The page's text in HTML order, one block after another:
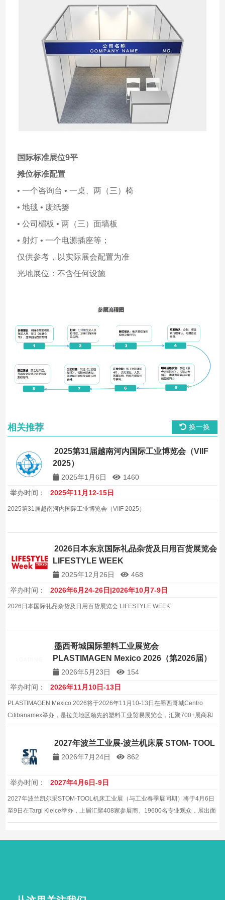
国际标准展位9平
摊位标准配置
• 一个咨询台 • 一桌、两（三）椅
• 地毯 • 废纸篓
• 公司楣板 • 两（三）面墙板
• 射灯 • 一个电源插座等；
仅供参考，以实际展会配置为准
光地展位：不含任何设施
相关推荐 换一换
2025第31届越南河内国际工业博览会（VIIF
2025）
2025年1月6日
1460
举办时间：
2025年11月12-15日
2025第31届越南河内国际工业博览会（VIIF 2025）
2026日本东京国际礼品杂货及日用百货展览会
LIFESTYLE WEEK
2025年12月26日
468
举办时间：
2026年6月24-26日|2026年10月7-9日
2026日本国际礼品杂货及日用百货展览会 LIFESTYLE WEEK
墨西哥城国际塑料工业展览会
PLASTIMAGEN Mexico 2026（第2026届）
2026年5月23日
154
举办时间：
2026年11月10日-13日
PLASTIMAGEN Mexico 2026将于2026年11月10-13日在墨西哥城Centro
Citibanamex举办，是拉美地区领先的塑料工业贸易展览会，汇聚700+展商和
28000+专业观众。
2027年波兰工业展-波兰机床展 STOM- TOOL
2026年7月24日 862
举办时间： 2027年4月6日-9日
2027年波兰凯尔采STOM-TOOL机床工业展（与工业春季展同期）将于4月6日
至9日在Targi Kielce举办，上届汇聚408家参展商、19600名专业观众，展出面
积20000平方米，覆盖金属加工全链条，是机床、金属加工与自动化企业开拓